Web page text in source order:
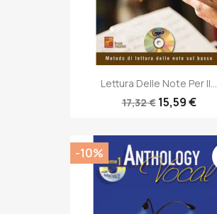
Lettura Delle Note Per Il...
17,32 € 15,59 €
-10%